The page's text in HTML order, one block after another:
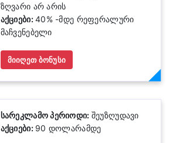
ზღვარი არ არის
აქციები:40% -მდე რეფერალური
მაჩვენებელი
მიიღეთ ბონუსი
სარეკლამო პერიოდი: შეუზღუდავი
აქციები: 90 დოლარამდე